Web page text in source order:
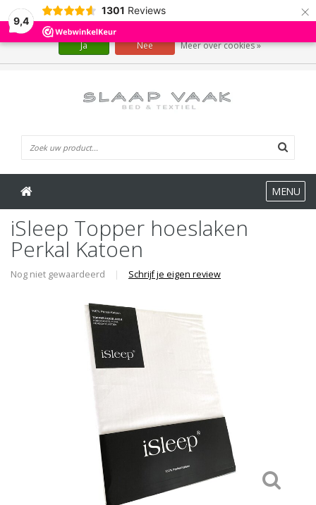
9,4
1301 Reviews ×
MENU
iSleep Topper hoeslaken
Perkal Katoen
Nog niet gewaardeerd | Schrijf je eigen review
Wij slaan cookies op om onze website te verbeteren. Is dat akkoord?
Ja Nee Meer over cookies »